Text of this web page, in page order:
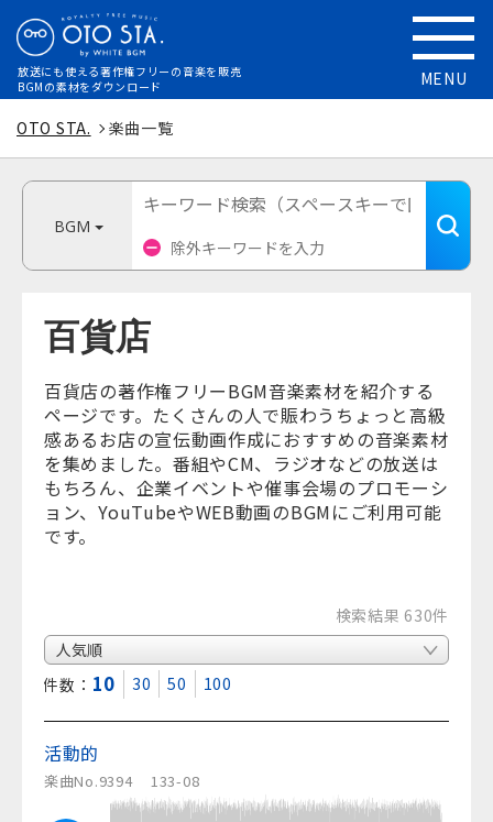
放送にも使える著作権フリーの音楽を販売
BGMの素材をダウンロード
MENU
OTO STA. 楽曲一覧
BGM
百貨店
百貨店の著作権フリーBGM音楽素材を紹介する
ページです。たくさんの人で賑わうちょっと高級
感あるお店の宣伝動画作成におすすめの音楽素材
を集めました。番組やCM、ラジオなどの放送は
もちろん、企業イベントや催事会場のプロモーシ
ョン、YouTubeやWEB動画のBGMにご利用可能
です。
検索結果 630件
表示件数： 10 30 50 100
活動的
楽曲No.9394 133-08